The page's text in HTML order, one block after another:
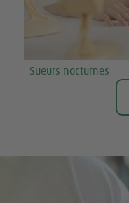
Sueurs nocturnes